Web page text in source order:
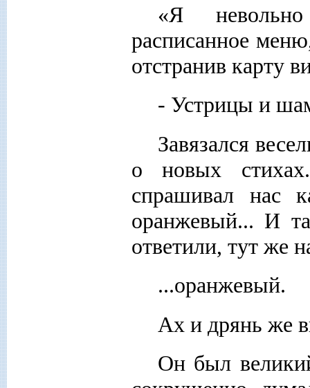
«Я
расписанное
отстранив карту
- Устрицы и
Завязался
о новых
спрашивал нас
оранжевый... И
ответили, тут же
...оранжевый.
Ах и дрянь же
Он был